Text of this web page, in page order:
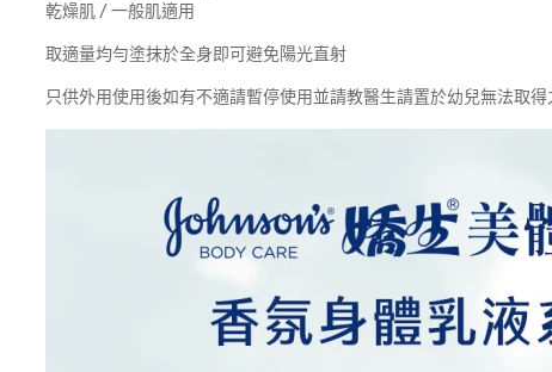
乾燥肌 / 一般肌適用
取適量均勻塗抹於全身即可避免陽光直射
只供外用使用後如有不適請暫停使用並請教醫生請置於幼兒無法取